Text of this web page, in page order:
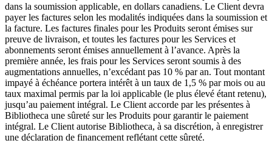
dans la soumission applicable, en dollars canadiens. Le Client devra
payer les factures selon les modalités indiquées dans la soumission et
la facture. Les factures finales pour les Produits seront émises sur
preuve de livraison, et toutes les factures pour les Services et
abonnements seront émises annuellement à l’avance. Après la
première année, les frais pour les Services seront soumis à des
augmentations annuelles, n’excédant pas 10 % par an. Tout montant
impayé à échéance portera intérêt à un taux de 1,5 % par mois ou au
taux maximal permis par la loi applicable (le plus élevé étant retenu),
jusqu’au paiement intégral. Le Client accorde par les présentes à
Bibliotheca une sûreté sur les Produits pour garantir le paiement
intégral. Le Client autorise Bibliotheca, à sa discrétion, à enregistrer
une déclaration de financement reflétant cette sûreté.